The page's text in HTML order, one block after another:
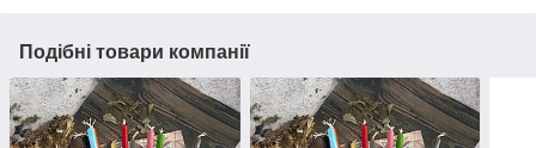
Подібні товари компанії